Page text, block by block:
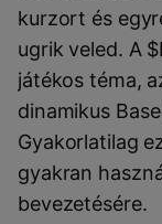
kurzort és
ugrik veled. A
játékos téma,
dinamikus
Gyakorlatilag
gyakran
bevezetésére.